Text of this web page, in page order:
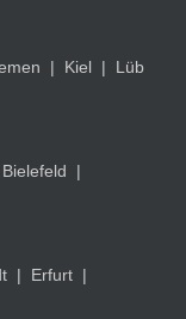
| Kiel |
Lüb
Bielefeld
|
| Erfurt |